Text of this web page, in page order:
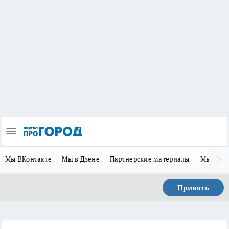
Мы ВКонтакте Мы в Дзене Партнерские материалы Мы в
Принять